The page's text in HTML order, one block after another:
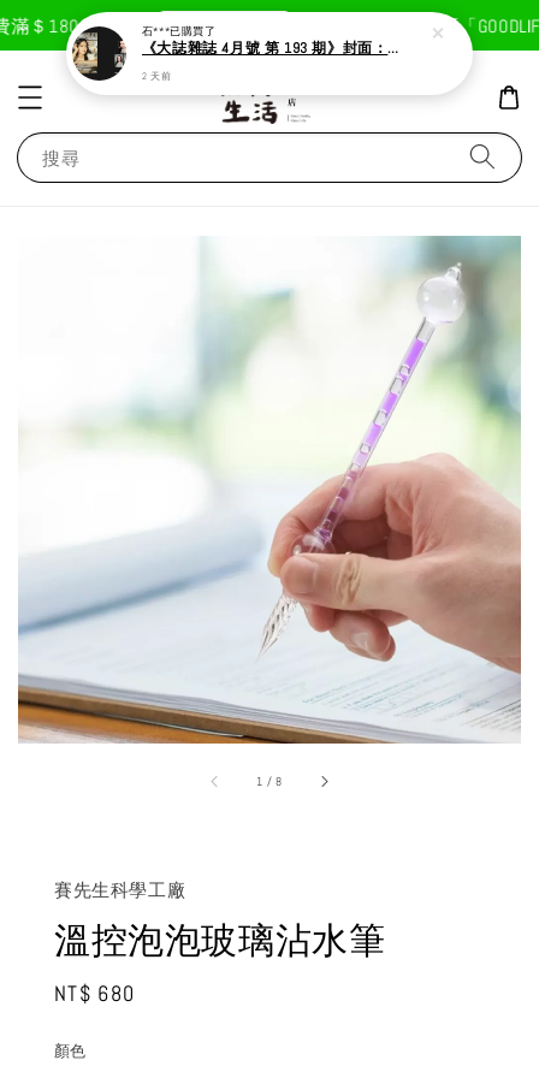
＄1800免運費 現在去購物！ 首次註冊輸入折扣碼「
搜尋
1 /8
賽先生科學工廠
溫控泡泡玻璃沾水筆
Regular
NT$ 680
顏色
石***已購買了
《大誌雜誌 4月號 第 193 期》封面：Solar 頌樂
2 天前